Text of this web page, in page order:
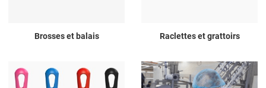
Brosses et balais Raclettes et grattoirs